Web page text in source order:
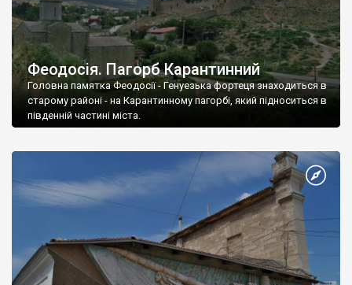
Феодосія. Пагорб Карантинний
Головна памятка Феодосії - Генуезька фортеця знаходиться в
старому районі - на Карантинному пагорбі, який підноситься в
південній частині міста.